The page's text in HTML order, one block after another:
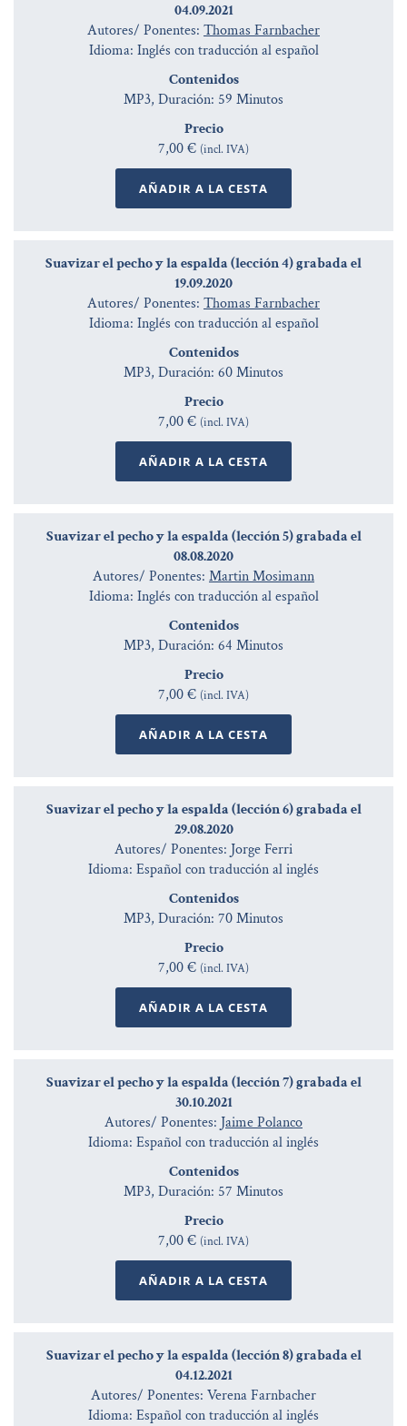
04.09.2021
Autores/ Ponentes: Thomas Farnbacher
Idioma: Inglés con traducción al español
Contenidos
MP3, Duración: 59 Minutos
Precio
7,00 € (incl. IVA)
AÑADIR A LA CESTA
Suavizar el pecho y la espalda (lección 4) grabada el
19.09.2020
Autores/ Ponentes: Thomas Farnbacher
Idioma: Inglés con traducción al español
Contenidos
MP3, Duración: 60 Minutos
Precio
7,00 € (incl. IVA)
AÑADIR A LA CESTA
Suavizar el pecho y la espalda (lección 5) grabada el
08.08.2020
Autores/ Ponentes: Martin Mosimann
Idioma: Inglés con traducción al español
Contenidos
MP3, Duración: 64 Minutos
Precio
7,00 € (incl. IVA)
AÑADIR A LA CESTA
Suavizar el pecho y la espalda (lección 6) grabada el
29.08.2020
Autores/ Ponentes: Jorge Ferri
Idioma: Español con traducción al inglés
Contenidos
MP3, Duración: 70 Minutos
Precio
7,00 € (incl. IVA)
AÑADIR A LA CESTA
Suavizar el pecho y la espalda (lección 7) grabada el
30.10.2021
Autores/ Ponentes: Jaime Polanco
Idioma: Español con traducción al inglés
Contenidos
MP3, Duración: 57 Minutos
Precio
7,00 € (incl. IVA)
AÑADIR A LA CESTA
Suavizar el pecho y la espalda (lección 8) grabada el
04.12.2021
Autores/ Ponentes: Verena Farnbacher
Idioma: Español con traducción al inglés